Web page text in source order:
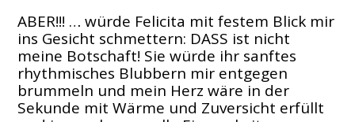
ABER!!! … würde Felicita mit festem Blick mir
ins Gesicht schmettern: DASS ist nicht
meine Botschaft! Sie würde ihr sanftes
rhythmisches Blubbern mir entgegen
brummeln und mein Herz wäre in der
Sekunde mit Wärme und Zuversicht erfüllt